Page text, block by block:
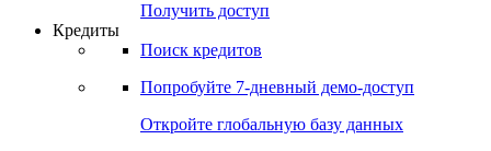
Получить доступ
Кредиты
Поиск кредитов
Попробуйте 7-дневный демо-доступ
Откройте глобальную базу данных